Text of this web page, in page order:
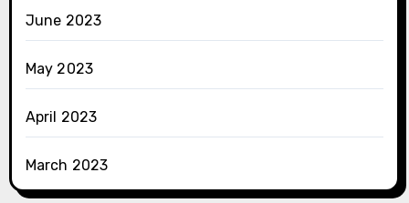
June 2023
May 2023
April 2023
March 2023